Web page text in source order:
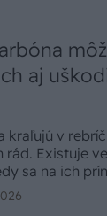
fľaky na
aj
kraľujú v
Existuje
sa na ich
ich
budete